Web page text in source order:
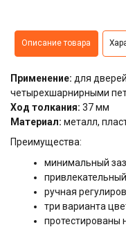
Описание товара
Применение: для
четырехшарнирными
Ход толкания: 37 мм
Материал: металл,
Преимущества:
минимальный
ручная
три варианта
протестированы